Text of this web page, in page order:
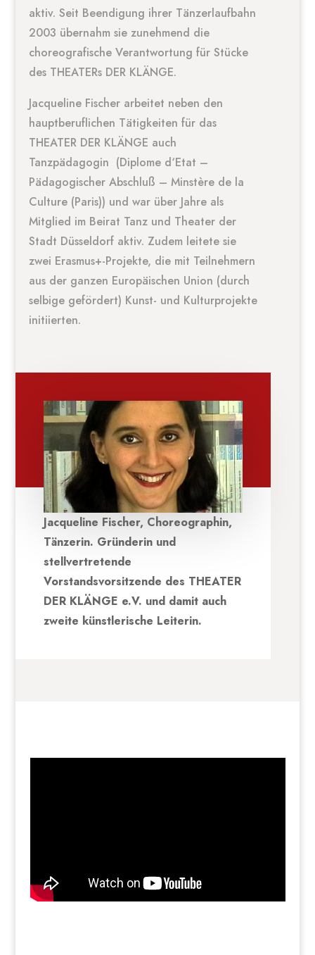
aktiv. Seit Beendigung ihrer Tänzerlaufbahn
2003 übernahm sie zunehmend die
choreografische Verantwortung für Stücke
des THEATERs DER KLÄNGE.
Jacqueline Fischer arbeitet neben den
hauptberuflichen Tätigkeiten für das
THEATER DER KLÄNGE auch
Tanzpädagogin (Diplome d‘Etat –
Pädagogischer Abschluß – Minstère de la
Culture (Paris)) und war über Jahre als
Mitglied im Beirat Tanz und Theater der
Stadt Düsseldorf aktiv. Zudem leitete sie
zwei Erasmus+-Projekte, die mit Teilnehmern
aus der ganzen Europäischen Union (durch
selbige gefördert) Kunst- und Kulturprojekte
initiierten.
Jacqueline Fischer, Choreographin,
Tänzerin. Gründerin und
stellvertretende
Vorstandsvorsitzende des THEATER
DER KLÄNGE e.V. und damit auch
zweite künstlerische Leiterin.